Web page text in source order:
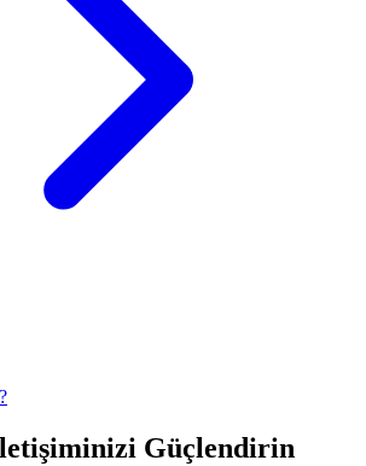
Güçlendirin